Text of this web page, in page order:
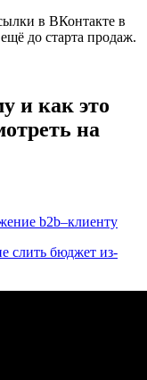
в ВКонтакте в
до старта продаж.
и как это
на
b2b–клиенту
слить бюджет из-